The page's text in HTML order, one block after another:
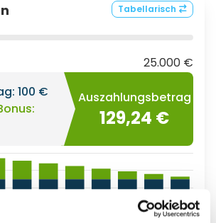
Tabellarisch
25.000 €
100 €
Auszahlungsbetrag
129,24 €